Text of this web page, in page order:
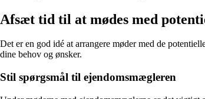
Afsæt tid til at mødes med
Det er en god idé at arrangere møder med de
dine behov og ønsker.
Stil spørgsmål til ejendomsmægleren